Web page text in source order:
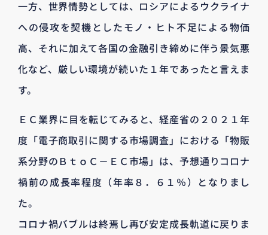
一方、世界情勢としては、ロシアによるウクライナ
への侵攻を契機としたモノ・ヒト不足による物価
高、それに加えて各国の金融引き締めに伴う景気悪
化など、厳しい環境が続いた１年であったと言えま
す。
ＥＣ業界に目を転じてみると、経産省の２０２１年
度「電子商取引に関する市場調査」における「物販
系分野のＢｔｏＣ－ＥＣ市場」は、予想通りコロナ
禍前の成長率程度（年率８．６１％）となりまし
た。
コロナ禍バブルは終焉し再び安定成長軌道に戻りま